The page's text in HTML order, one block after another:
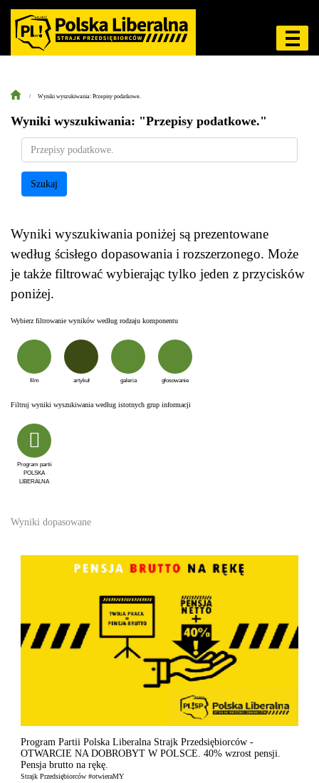
Wyniki wyszukiwania: Przepisy podatkowe.
Wyniki wyszukiwania: "Przepisy podatkowe."
Szukaj
Wyniki wyszukiwania poniżej są prezentowane
według ścisłego dopasowania i rozszerzonego. Może
je także filtrować wybierając tylko jeden z przycisków
poniżej.
Wybierz filtrowanie wyników według rodzaju komponentu
film artykuł galeria głosowanie
Filtruj wyniki wyszukiwania według istotnych grup informacji
Program partii
POLSKA
LIBERALNA
Wyniki dopasowane
Program Partii Polska Liberalna Strajk Przedsiębiorców -
OTWARCIE NA DOBROBYT W POLSCE. 40% wzrost pensji.
Pensja brutto na rękę.
Strajk Przedsiębiorców #otwieraMY